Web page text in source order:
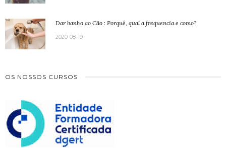
Dar banho ao Cão : Porquê, qual a frequencia e como?
2020-08-19
OS NOSSOS CURSOS